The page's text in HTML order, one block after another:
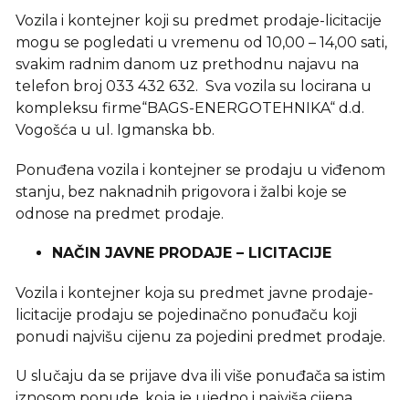
Vozila i kontejner koji su predmet prodaje-licitacije
mogu se pogledati u vremenu od 10,00 – 14,00 sati,
svakim radnim danom uz prethodnu najavu na
telefon broj 033 432 632. Sva vozila su locirana u
kompleksu firme“BAGS-ENERGOTEHNIKA“ d.d.
Vogošća u ul. Igmanska bb.
Ponuđena vozila i kontejner se prodaju u viđenom
stanju, bez naknadnih prigovora i žalbi koje se
odnose na predmet prodaje.
NAČIN JAVNE PRODAJE – LICITACIJE
Vozila i kontejner koja su predmet javne prodaje-
licitacije prodaju se pojedinačno ponuđaču koji
ponudi najvišu cijenu za pojedini predmet prodaje.
U slučaju da se prijave dva ili više ponuđača sa istim